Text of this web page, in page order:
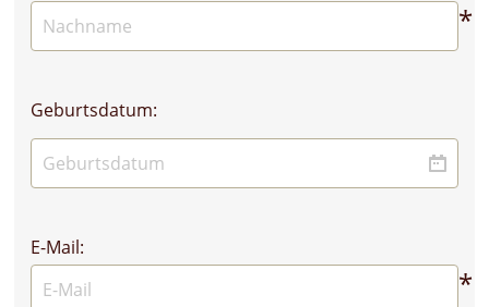
*
Geburtsdatum:
E-Mail:
*